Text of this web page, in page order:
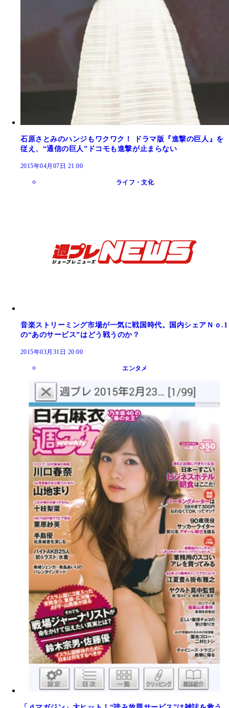
石原さとみのハンジもワクワク！ ドラマ版『進撃の巨人』を
従え、“通信の巨人”ドコモも進撃が止まらない
2015年04月07日 21:00
ライフ・文化
音楽ストリーミング市場が一気に戦国時代。国内シェアＮｏ.1
の“あのサービス”はどう戦うのか？
2015年03月31日 20:00
エンタメ